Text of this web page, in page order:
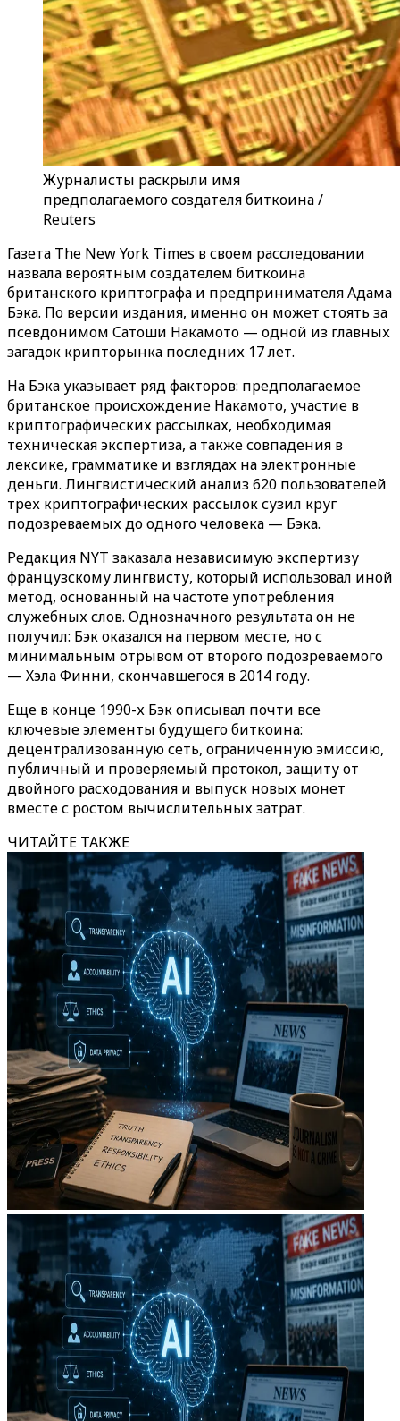
Журналисты раскрыли имя
предполагаемого создателя биткоина /
Reuters
Газета The New York Times в своем расследовании
назвала вероятным создателем биткоина
британского криптографа и предпринимателя Адама
Бэка. По версии издания, именно он может стоять за
псевдонимом Сатоши Накамото — одной из главных
загадок крипторынка последних 17 лет.
На Бэка указывает ряд факторов: предполагаемое
британское происхождение Накамото, участие в
криптографических рассылках, необходимая
техническая экспертиза, а также совпадения в
лексике, грамматике и взглядах на электронные
деньги. Лингвистический анализ 620 пользователей
трех криптографических рассылок сузил круг
подозреваемых до одного человека — Бэка.
Редакция NYT заказала независимую экспертизу
французскому лингвисту, который использовал иной
метод, основанный на частоте употребления
служебных слов. Однозначного результата он не
получил: Бэк оказался на первом месте, но с
минимальным отрывом от второго подозреваемого
— Хэла Финни, скончавшегося в 2014 году.
Еще в конце 1990-х Бэк описывал почти все
ключевые элементы будущего биткоина:
децентрализованную сеть, ограниченную эмиссию,
публичный и проверяемый протокол, защиту от
двойного расходования и выпуск новых монет
вместе с ростом вычислительных затрат.
ЧИТАЙТЕ ТАКЖЕ